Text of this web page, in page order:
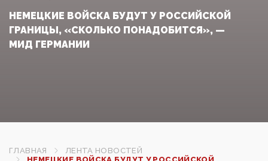
НЕМЕЦКИЕ ВОЙСКА БУДУТ У РОССИЙСКОЙ
ГРАНИЦЫ, «СКОЛЬКО ПОНАДОБИТСЯ», —
МИД ГЕРМАНИИ
ГЛАВНАЯ
ЛЕНТА НОВОСТЕЙ